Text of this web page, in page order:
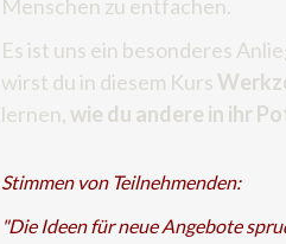
Menschen zu entfachen.
Es ist uns ein besonderes
wirst du in diesem Kurs
lernen,wie du andere in ihr
Stimmen von Teilnehmenden:
"Die Ideen für neue Angebote